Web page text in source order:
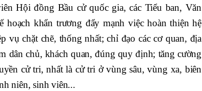
Hội đồng Bầu cử quốc gia, các Tiểu ban, Văn
khẩn trương đẩy mạnh việc hoàn thiện hệ
vụ chặt chẽ, thống nhất; chỉ đạo các cơ quan, địa
dân chủ, khách quan, đúng quy định; tăng cường
cử tri, nhất là cử tri ở vùng sâu, vùng xa, biên
niên, sinh viên...